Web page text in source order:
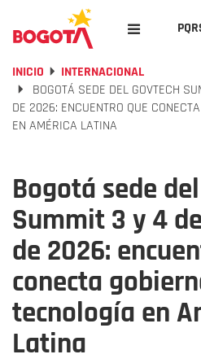
INICIO
INTERNACIONAL
BOGOTÁ SEDE DEL GOVTECH
DE 2026: ENCUENTRO QUE
EN AMÉRICA LATINA
Bogotá sede
Summit 3 y 4
de 2026:
conecta
tecnología en
Latina